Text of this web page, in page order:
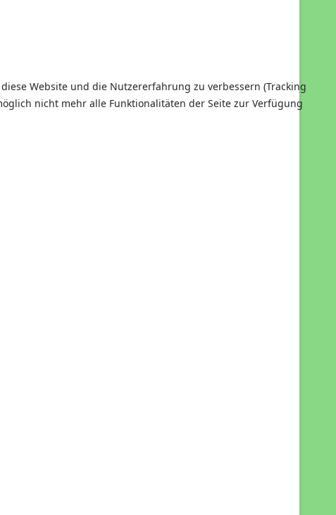
Website und die Nutzererfahrung zu verbessern (Tracking
nicht mehr alle Funktionalitäten der Seite zur Verfügung